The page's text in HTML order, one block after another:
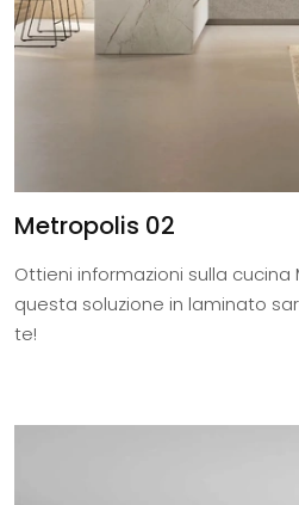
Metropolis 02
Ottieni informazioni sulla cucina
questa soluzione in laminato
te!